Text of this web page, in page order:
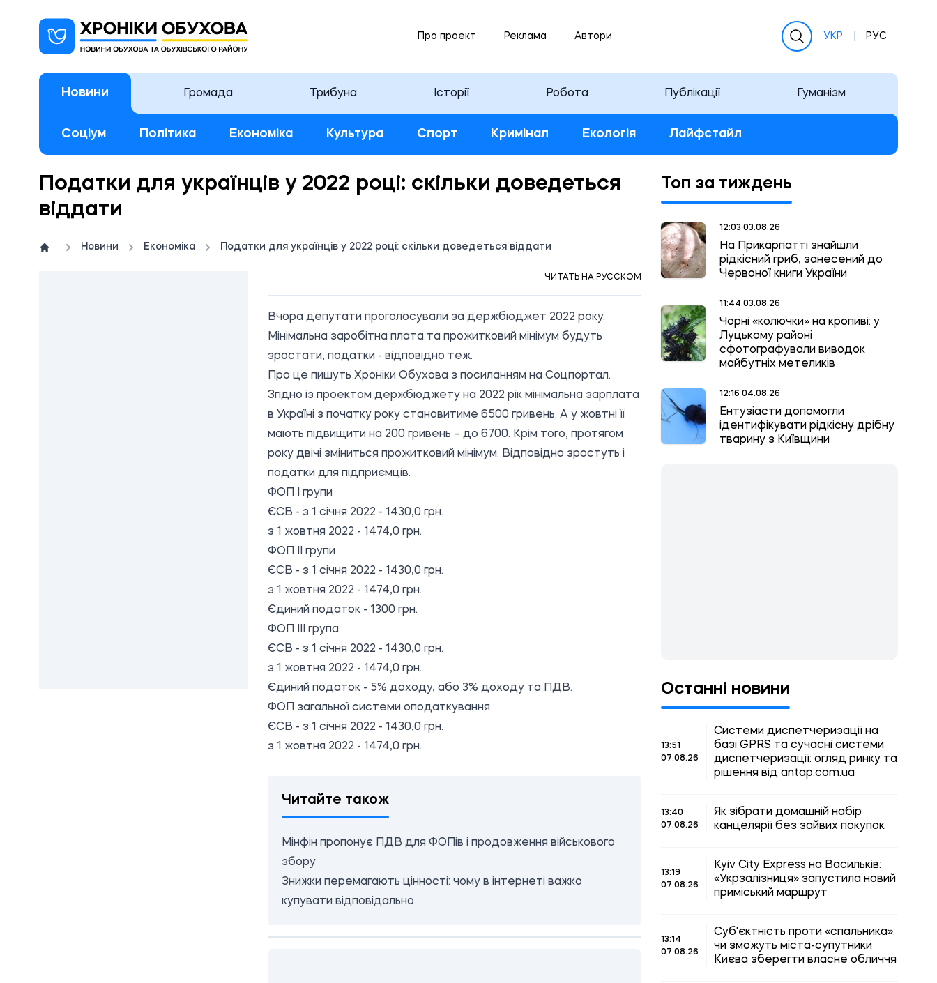
Про проект Реклама Автори УКР РУС
Новини Громада Трибуна Історії Робота Публікації Гуманізм
Соціум Політика Економіка Культура Спорт Кримінал Екологія Лайфстайл
Податки для українців у 2022 році: скільки доведеться
віддати
Новини Економіка Податки для українців у 2022 році: скільки доведеться віддати
11:22 03.12.2021
ЧИТАТЬ НА РУССКОМ
Вчора депутати проголосували за держбюджет 2022 року.
Мінімальна заробітна плата та прожитковий мінімум будуть
зростати, податки - відповідно теж.
Про це пишуть Хроніки Обухова з посиланням на Соцпортал.
Згідно із проектом держбюджету на 2022 рік мінімальна зарплата
в Україні з початку року становитиме 6500 гривень. А у жовтні її
мають підвищити на 200 гривень – до 6700. Крім того, протягом
року двічі зміниться прожитковий мінімум. Відповідно зростуть і
податки для підприємців.
ФОП I групи
ЄСВ - з 1 січня 2022 - 1430,0 грн.
з 1 жовтня 2022 - 1474,0 грн.
ФОП II групи
ЄСВ - з 1 січня 2022 - 1430,0 грн.
з 1 жовтня 2022 - 1474,0 грн.
Єдиний податок - 1300 грн.
ФОП III група
ЄСВ - з 1 січня 2022 - 1430,0 грн.
з 1 жовтня 2022 - 1474,0 грн.
Єдиний податок - 5% доходу, або 3% доходу та ПДВ.
ФОП загальної системи оподаткування
ЄСВ - з 1 січня 2022 - 1430,0 грн.
з 1 жовтня 2022 - 1474,0 грн.
Читайте також
Мінфін пропонує ПДВ для ФОПів і продовження військового
збору
Знижки перемагають цінності: чому в інтернеті важко
купувати відповідально
Топ за тиждень
12:03 03.08.26
На Прикарпатті знайшли
рідкісний гриб, занесений до
Червоної книги України
11:44 03.08.26
Чорні «колючки» на кропиві: у
Луцькому районі
сфотографували виводок
майбутніх метеликів
12:16 04.08.26
Ентузіасти допомогли
ідентифікувати рідкісну дрібну
тварину з Київщини
Останні новини
13:51
07.08.26
Системи диспетчеризації на
базі GPRS та сучасні системи
диспетчеризації: огляд ринку та
рішення від antap.com.ua
13:40
07.08.26
Як зібрати домашній набір
канцелярії без зайвих покупок
13:19
07.08.26
Kyiv City Express на Васильків:
«Укрзалізниця» запустила новий
приміський маршрут
13:14
07.08.26
Суб'єктність проти «спальника»:
чи зможуть міста-супутники
Києва зберегти власне обличчя